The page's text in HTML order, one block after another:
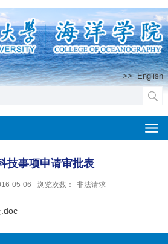
>>English
技事项申请审批表
05-06 浏览次数： 非法请求